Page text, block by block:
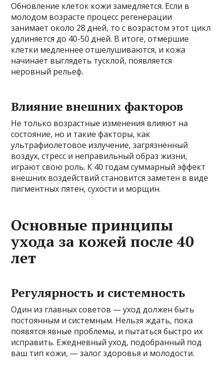
Обновление клеток кожи замедляется. Если в
молодом возрасте процесс регенерации
занимает около 28 дней, то с возрастом этот цикл
удлиняется до 40-50 дней. В итоге, отмершие
клетки медленнее отшелушиваются, и кожа
начинает выглядеть тусклой, появляется
неровный рельеф.
Влияние внешних факторов
Не только возрастные изменения влияют на
состояние, но и такие факторы, как
ультрафиолетовое излучение, загрязнённый
воздух, стресс и неправильный образ жизни,
играют свою роль. К 40 годам суммарный эффект
внешних воздействий становится заметен в виде
пигментных пятен, сухости и морщин.
Основные принципы
ухода за кожей после 40
лет
Регулярность и системность
Один из главных советов — уход должен быть
постоянным и системным. Нельзя ждать, пока
появятся явные проблемы, и пытаться быстро их
исправить. Ежедневный уход, подобранный под
ваш тип кожи, — залог здоровья и молодости.